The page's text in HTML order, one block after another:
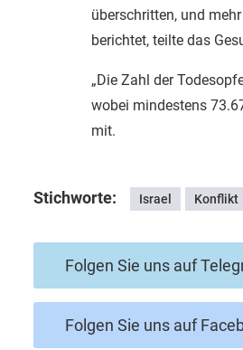
überschritten, und
berichtet, teilte das
„Die Zahl der
wobei mindestens
mit.
Stichworte: Israel Konflikt
Folgen Sie uns auf
Folgen Sie uns auf